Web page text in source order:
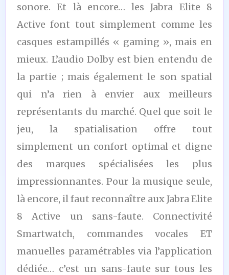
sonore. Et là encore… les Jabra Elite 8
Active font tout simplement comme les
casques estampillés « gaming », mais en
mieux. L’audio Dolby est bien entendu de
la partie ; mais également le son spatial
qui n’a rien à envier aux meilleurs
représentants du marché. Quel que soit le
jeu, la spatialisation offre tout
simplement un confort optimal et digne
des marques spécialisées les plus
impressionnantes. Pour la musique seule,
là encore, il faut reconnaître aux Jabra Elite
8 Active un sans-faute. Connectivité
Smartwatch, commandes vocales ET
manuelles paramétrables via l’application
dédiée… c’est un sans-faute sur tous les